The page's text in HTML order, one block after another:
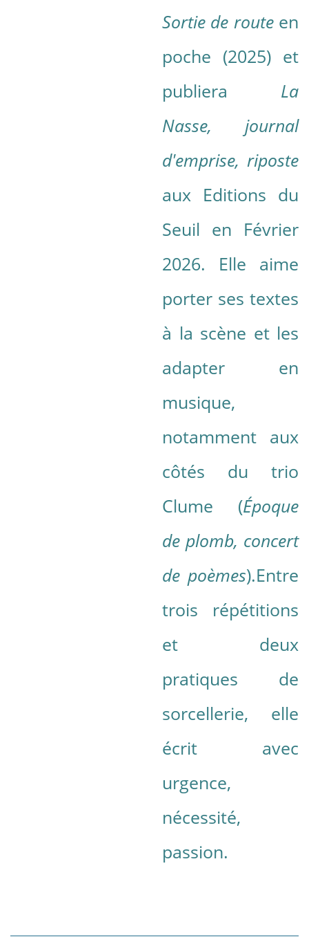
Sortie de routeen
poche (2025) et
publiera La
Nasse, journal
d'emprise, riposte
aux Editions du
Seuil en Février
2026. Elle aime
porter ses textes
à la scène et les
adapter en
musique,
notamment aux
côtés du trio
Clume (Époque
de plomb, concert
de poèmes).Entre
trois répétitions
et deux
pratiques de
sorcellerie, elle
écrit avec
urgence,
nécessité,
passion.